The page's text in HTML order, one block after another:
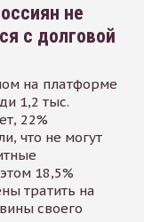
не
с долговой
на платформе
1,2 тыс.
22%
что не могут
18,5%
тратить на
своего